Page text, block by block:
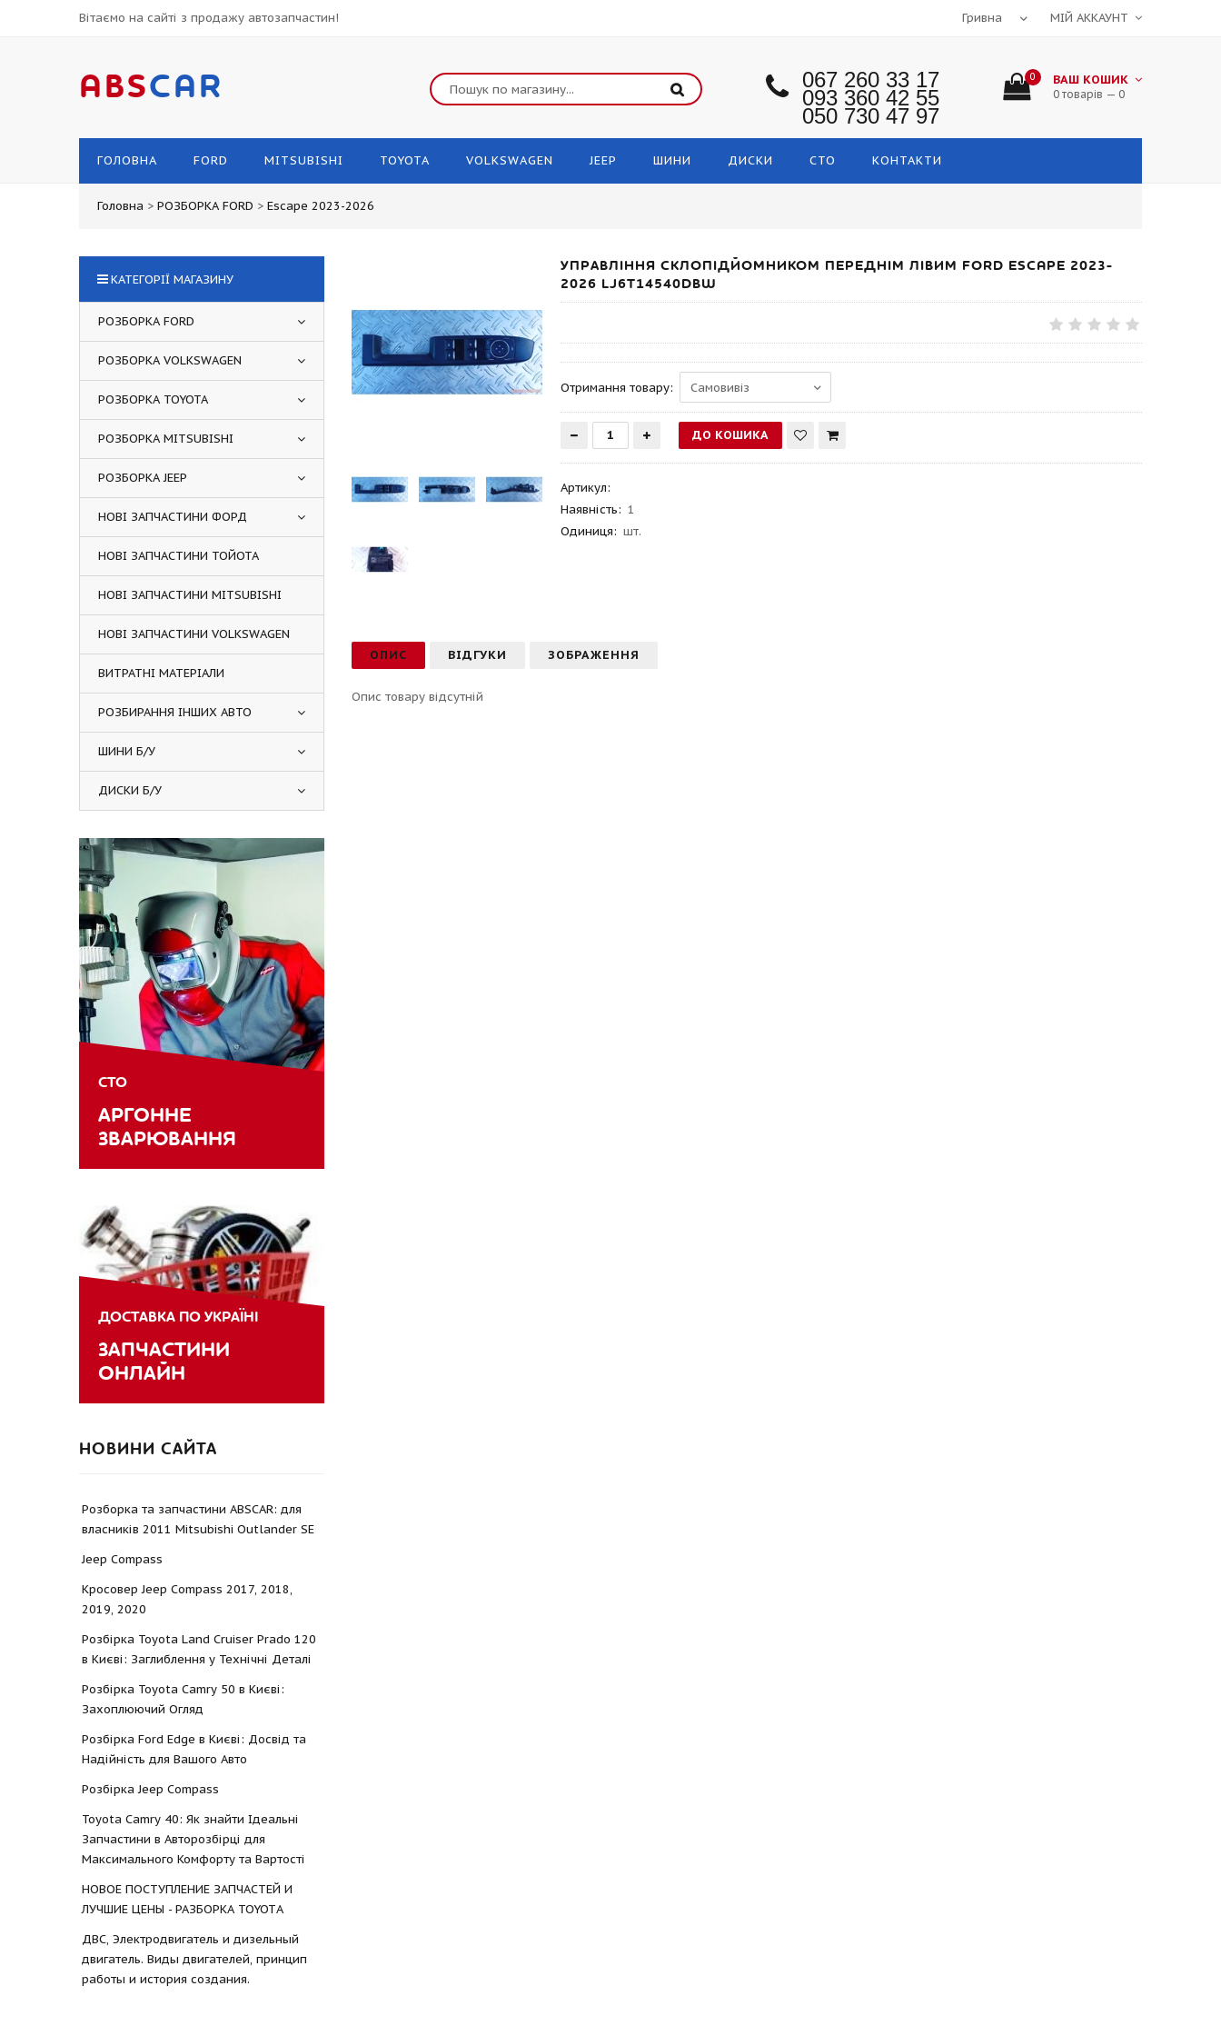
Вітаємо на сайті з продажу автозапчастин! МІЙ АККАУНТ
ABSCAR 067 260 33 17
093 360 42 55
050 730 47 97
0 ВАШ КОШИК
0 товарів — 0
ГОЛОВНА FORD MITSUBISHI TOYOTA VOLKSWAGEN JEEP ШИНИ ДИСКИ СТО КОНТАКТИ
Головна > РОЗБОРКА FORD > Escape 2023-2026
УПРАВЛІННЯ СКЛОПІДЙОМНИКОМ ПЕРЕДНІМ ЛІВИМ FORD ESCAPE 2023-
2026 LJ6T14540DBW
Отримання товару:
Артикул:
Наявність: 1
Одиниця: шт.
ОПИС ВІДГУКИ ЗОБРАЖЕННЯ
Опис товару відсутній
КАТЕГОРІЇ МАГАЗИНУ
РОЗБОРКА FORD
РОЗБОРКА VOLKSWAGEN
РОЗБОРКА TOYOTA
РОЗБОРКА MITSUBISHI
РОЗБОРКА JEEP
НОВІ ЗАПЧАСТИНИ ФОРД
НОВІ ЗАПЧАСТИНИ ТОЙОТА
НОВІ ЗАПЧАСТИНИ MITSUBISHI
НОВІ ЗАПЧАСТИНИ VOLKSWAGEN
ВИТРАТНІ МАТЕРІАЛИ
РОЗБИРАННЯ ІНШИХ АВТО
ШИНИ Б/У
ДИСКИ Б/У
СТО
АРГОННЕ
ЗВАРЮВАННЯ
ДОСТАВКА ПО УКРАЇНІ
ЗАПЧАСТИНИ
ОНЛАЙН
НОВИНИ САЙТА
Розборка та запчастини ABSCAR: для
власників 2011 Mitsubishi Outlander SE
Jeep Compass
Кросовер Jeep Compass 2017, 2018,
2019, 2020
Розбірка Toyota Land Cruiser Prado 120
в Києві: Заглиблення у Технічні Деталі
Розбірка Toyota Camry 50 в Києві:
Захоплюючий Огляд
Розбірка Ford Edge в Києві: Досвід та
Надійність для Вашого Авто
Розбірка Jeep Compass
Toyota Camry 40: Як знайти Ідеальні
Запчастини в Авторозбірці для
Максимального Комфорту та Вартості
НОВОЕ ПОСТУПЛЕНИЕ ЗАПЧАСТЕЙ И
ЛУЧШИЕ ЦЕНЫ - РАЗБОРКА TOYOTА
ДВС, Электродвигатель и дизельный
двигатель. Виды двигателей, принцип
работы и история создания.